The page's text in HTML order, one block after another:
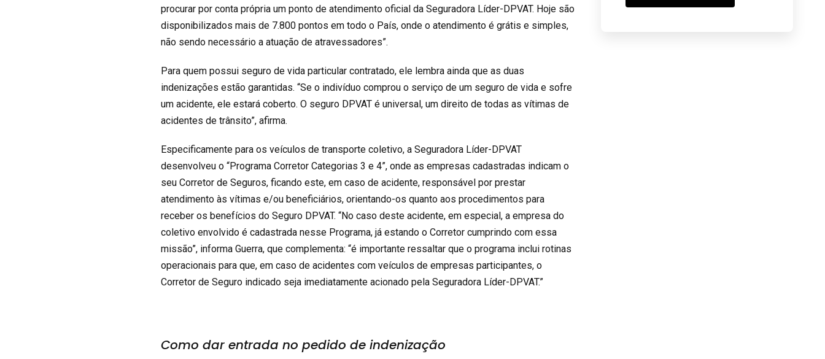
procurar por conta própria um ponto de atendimento oficial da Seguradora Líder-DPVAT. Hoje são
disponibilizados mais de 7.800 pontos em todo o País, onde o atendimento é grátis e simples,
não sendo necessário a atuação de atravessadores”.
Para quem possui seguro de vida particular contratado, ele lembra ainda que as duas
indenizações estão garantidas. “Se o indivíduo comprou o serviço de um seguro de vida e sofre
um acidente, ele estará coberto. O seguro DPVAT é universal, um direito de todas as vítimas de
acidentes de trânsito”, afirma.
Especificamente para os veículos de transporte coletivo, a Seguradora Líder-DPVAT
desenvolveu o “Programa Corretor Categorias 3 e 4”, onde as empresas cadastradas indicam o
seu Corretor de Seguros, ficando este, em caso de acidente, responsável por prestar
atendimento às vítimas e/ou beneficiários, orientando-os quanto aos procedimentos para
receber os benefícios do Seguro DPVAT. “No caso deste acidente, em especial, a empresa do
coletivo envolvido é cadastrada nesse Programa, já estando o Corretor cumprindo com essa
missão”, informa Guerra, que complementa: “é importante ressaltar que o programa inclui rotinas
operacionais para que, em caso de acidentes com veículos de empresas participantes, o
Corretor de Seguro indicado seja imediatamente acionado pela Seguradora Líder-DPVAT.”
Como dar entrada no pedido de indenização